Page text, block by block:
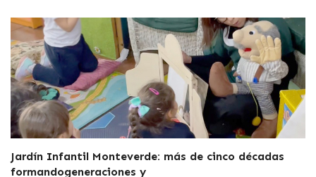
Jardín Infantil Monteverde: más de cinco décadas
formandogeneraciones y